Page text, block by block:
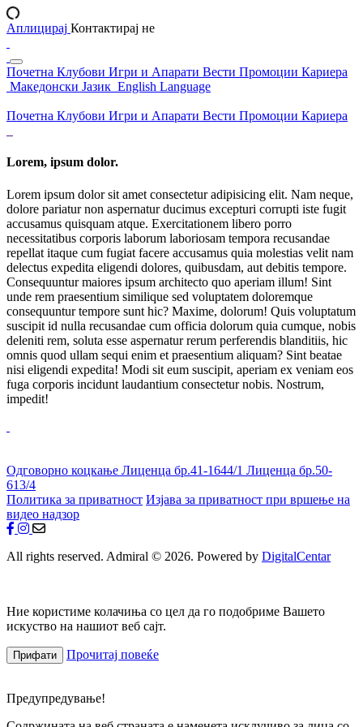
Аплицирај Контактирај не
Почетна Клубови Игри и Апарати Вести Промоции Кариера
Македонски Јазик English Language
Почетна Клубови Игри и Апарати Вести Промоции Кариера
Lorem, ipsum dolor.
Lorem ipsum dolor sit amet consectetur adipisicing elit. Nam neque,
dolore pariatur non aspernatur ducimus excepturi corrupti iste fugit
accusamus quisquam atque. Exercitationem libero porro
necessitatibus corporis laborum laboriosam tempora recusandae
repellat itaque cum fugiat facere accusamus quia molestias velit nam
delectus expedita eligendi dolores, quibusdam, aut debitis tempore.
Consequuntur maiores ipsum architecto quo aperiam illum! Sint
unde rem praesentium similique sed voluptatem doloremque
consequuntur tempore sunt hic? Maxime, dolorum! Quis voluptatum
suscipit id nulla recusandae cum officia dolorum quia cumque, nobis
deleniti rem, soluta esse aspernatur rerum perferendis blanditiis, hic
omnis quod ullam sequi enim et praesentium aliquam? Sint beatae
nisi eligendi expedita! Modi sit eum suscipit, aperiam ex veniam eos
fuga corporis incidunt laudantium consectetur nobis. Nostrum,
impedit!
Одговорно коцкање Лиценца бр.41-1644/1 Лиценца бр.50-
613/4
Политика за приватност Изјава за приватност при вршење на
видео надзор
All rights reserved. Admiral © 2026. Powered by DigitalCentar
Ние користиме колачиња со цел да го подобриме Вашето
искуство на нашиот веб сајт.
Прифати Прочитај повеќе
Предупредување!